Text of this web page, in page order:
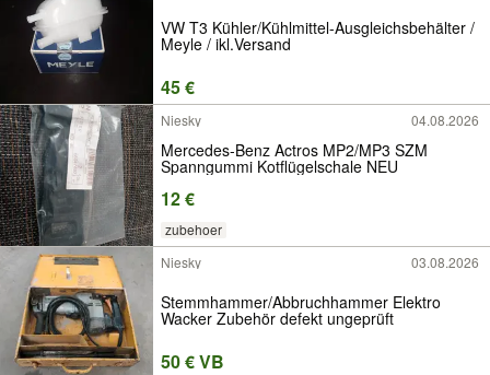
VW T3 Kühler/Kühlmittel-Ausgleichsbehälter /
Meyle / ikl.Versand
45 €
Niesky 04.08.2026
Mercedes-Benz Actros MP2/MP3 SZM
Spanngummi Kotflügelschale NEU
12 €
zubehoer
Niesky
03.08.2026
Stemmhammer/Abbruchhammer Elektro
Wacker Zubehör defekt ungeprüft
50 € VB